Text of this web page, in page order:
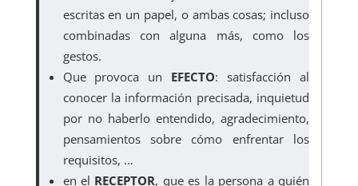
escritas en un papel, o ambas cosas; incluso
combinadas con alguna más, como los
gestos.
Que provoca un EFECTO: satisfacción al
conocer la información precisada, inquietud
por no haberlo entendido, agradecimiento,
pensamientos sobre cómo enfrentar los
requisitos, …
en el RECEPTOR, que es la persona a quién